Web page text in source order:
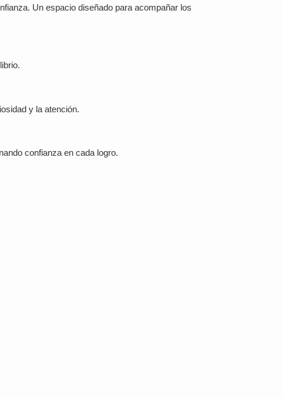
Un espacio diseñado para acompañar los
y la atención.
confianza en cada logro.